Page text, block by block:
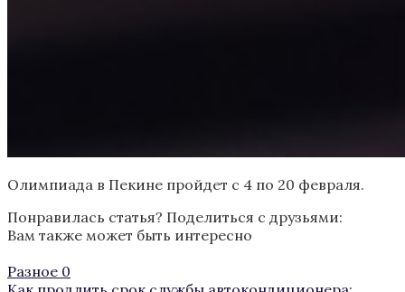
Олимпиада в Пекине пройдет с 4 по 20 февраля.
Понравилась статья? Поделиться с друзьями:
Вам также может быть интересно
Разное 0